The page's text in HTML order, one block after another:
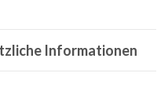
Informationen